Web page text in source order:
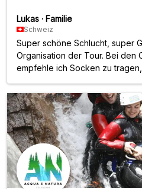
Lukas · Familie
Schweiz
Super schöne Schlucht, super
Organisation der Tour. Bei den
empfehle ich Socken zu